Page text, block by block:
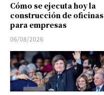
Cómo se ejecuta hoy la
construcción de oficinas
para empresas
06/08/2026